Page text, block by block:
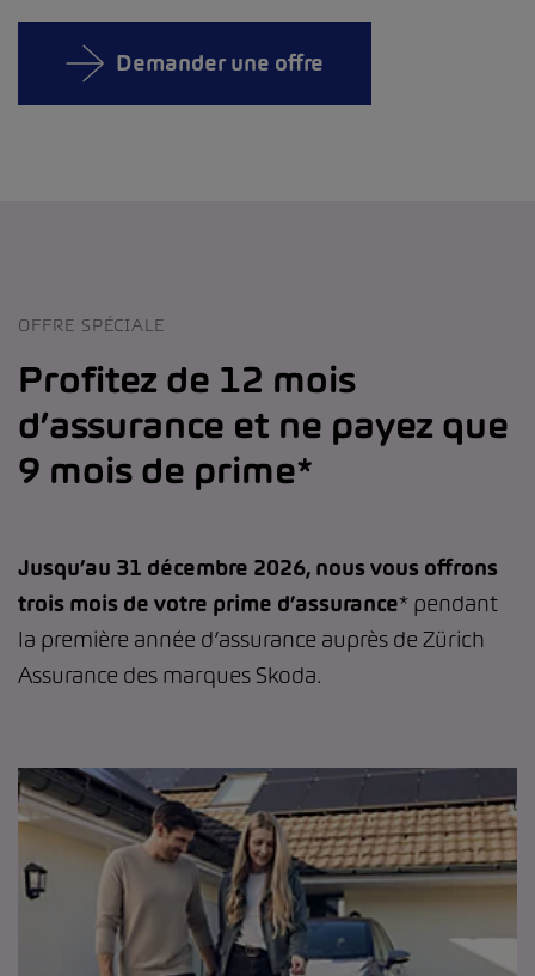
Demander une offre
OFFRE SPÉCIALE
Profitez de 12 mois
d’assurance et ne payez que
9 mois de prime*
Jusqu’au 31 décembre 2026, nous vous offrons
trois mois de votre prime d’assurance* pendant
la première année d’assurance auprès de Zürich
Assurance des marques Skoda.